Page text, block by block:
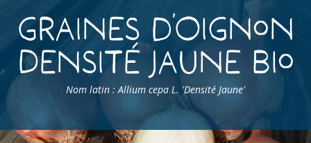
Graines d’Oignon
Densité Jaune Bio
Nom latin : Allium cepa L. 'Densité Jaune'